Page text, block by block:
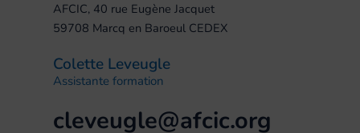
AFCIC, 40 rue Eugène Jacquet
59708 Marcq en Baroeul CEDEX
Colette Leveugle
Assistante formation
cleveugle@afcic.org